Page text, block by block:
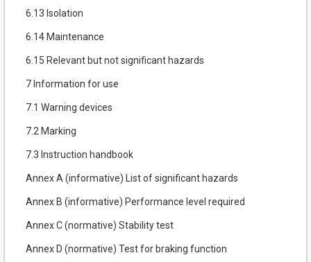
6.13 Isolation
6.14 Maintenance
6.15 Relevant but not significant hazards
7 Information for use
7.1 Warning devices
7.2 Marking
7.3 Instruction handbook
Annex A (informative) List of significant hazards
Annex B (informative) Performance level required
Annex C (normative) Stability test
Annex D (normative) Test for braking function